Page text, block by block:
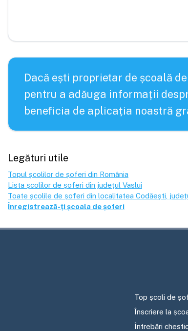
Dacă ești proprietar de școală
pentru a adăuga informații
beneficia de aplicația noastră
Legături utile
Topul școlilor de șoferi din România
Lista școlilor de șoferi din județul Vaslui
Toate școlile de șoferi din localitatea Codăești ,
Înregistrează-ți școala de șoferi
Top școli de
Înscriere la
Întrebări